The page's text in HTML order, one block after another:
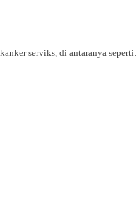
serviks, di antaranya seperti: